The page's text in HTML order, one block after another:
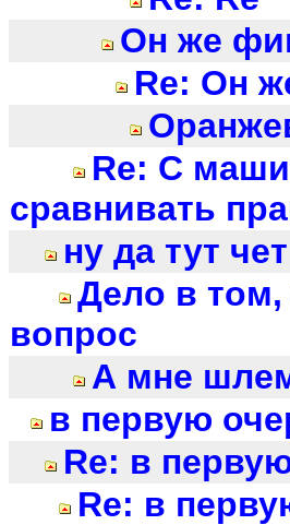
Он же
Re: Он
Re: С
сравнивать
ну да тут
Дело в
вопрос
А мне
в первую
Re: в
Re: в